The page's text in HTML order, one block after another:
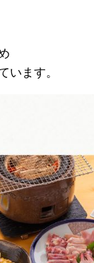
います。